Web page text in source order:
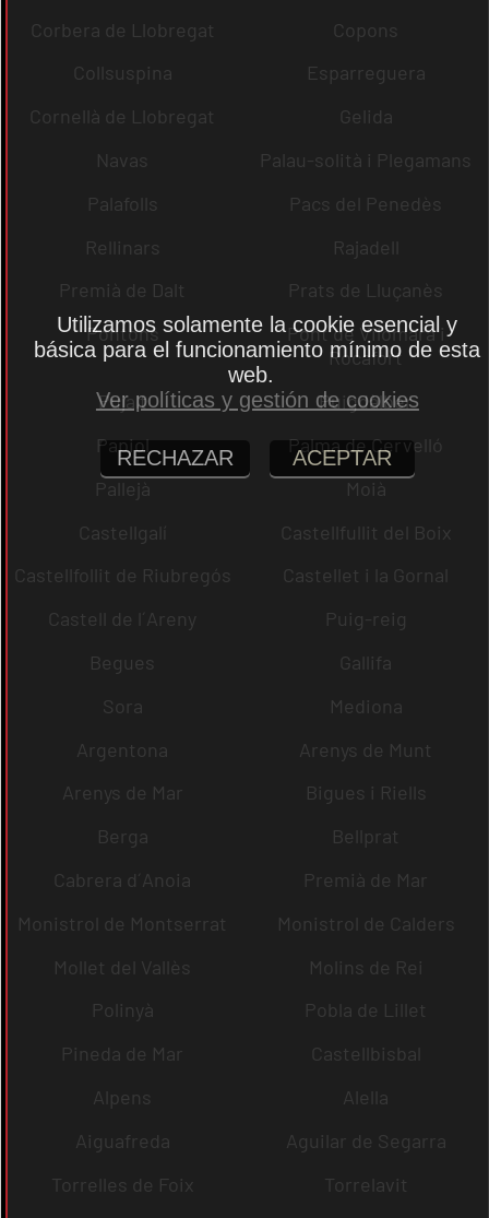
Corbera de Llobregat
Copons
Collsuspina
Esparreguera
Cornellà de Llobregat
Gelida
Navas
Palau-solità i Plegamans
Palafolls
Pacs del Penedès
Rellinars
Rajadell
Premià de Dalt
Prats de Lluçanès
Pontons
Pont de Vilomara i
Rocafort
Pujalt
Puigdàlber
Papiol
Palma de Cervelló
Pallejà
Moià
Castellgalí
Castellfullit del Boix
Castellfollit de Riubregós
Castellet i la Gornal
Castell de l´Areny
Puig-reig
Begues
Gallifa
Sora
Mediona
Argentona
Arenys de Munt
Arenys de Mar
Bigues i Riells
Berga
Bellprat
Cabrera d´Anoia
Premià de Mar
Monistrol de Montserrat
Monistrol de Calders
Mollet del Vallès
Molins de Rei
Polinyà
Pobla de Lillet
Pineda de Mar
Castellbisbal
Alpens
Alella
Aiguafreda
Aguilar de Segarra
Torrelles de Foix
Torrelavit
Utilizamos solamente la cookie esencial y
básica para el funcionamiento mínimo de esta
web.
Ver políticas y gestión de cookies
RECHAZAR ACEPTAR